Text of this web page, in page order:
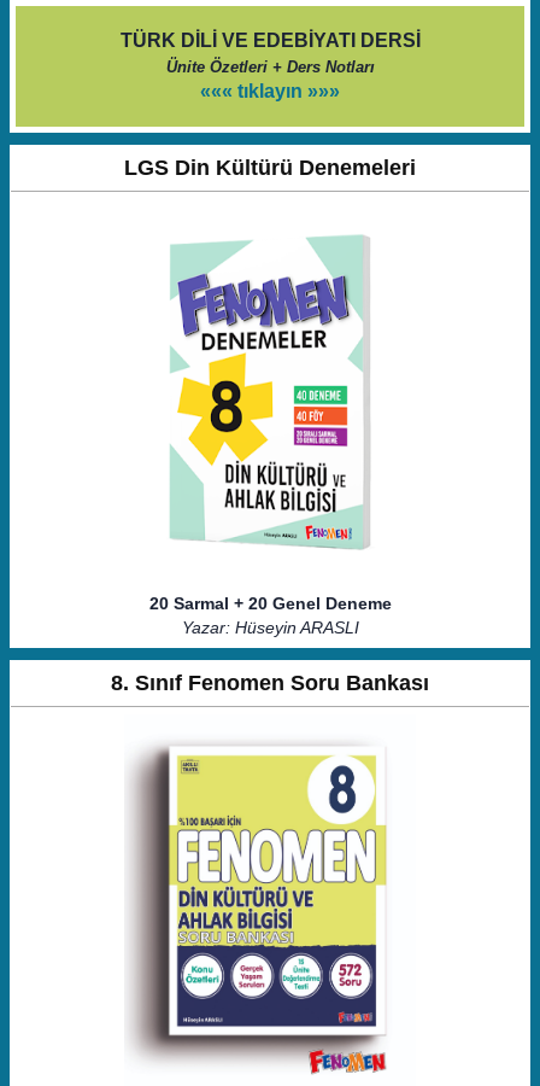
TÜRK DİLİ VE EDEBİYATI DERSİ
Ünite Özetleri + Ders Notları
««« tıklayın »»»
LGS Din Kültürü Denemeleri
20 Sarmal + 20 Genel Deneme
Yazar: Hüseyin ARASLI
8. Sınıf Fenomen Soru Bankası